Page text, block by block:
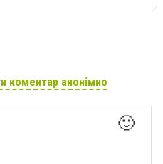
коментар анонімно
🙂